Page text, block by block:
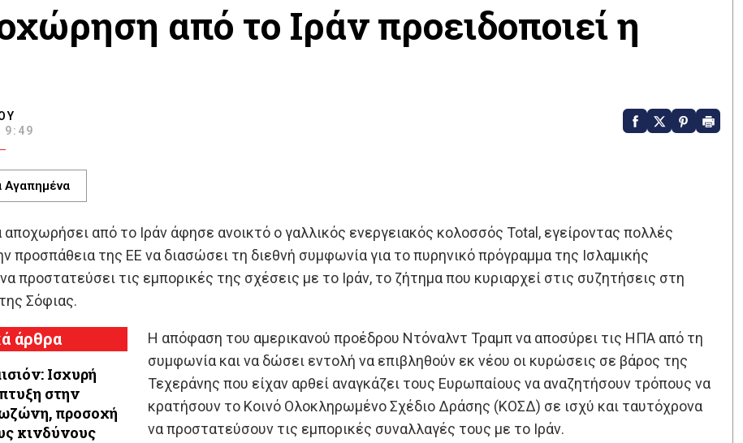
από το Ιράν προειδοποιεί η
9:49
Αγαπημένα
από το Ιράν άφησε ανοικτό ο γαλλικός ενεργειακός κολοσσός Total, εγείροντας πολλές
προσπάθεια της ΕΕ να διασώσει τη διεθνή συμφωνία για το πυρηνικό πρόγραμμα της Ισλαμικής
προστατεύσει τις εμπορικές της σχέσεις με το Ιράν, το ζήτημα που κυριαρχεί στις συζητήσεις στη
Σόφιας.
άρθρα
Ισχυρή
στην
προσοχή
κινδύνους
Η απόφαση του αμερικανού προέδρου Ντόναλντ Τραμπ να αποσύρει τις ΗΠΑ από τη
συμφωνία και να δώσει εντολή να επιβληθούν εκ νέου οι κυρώσεις σε βάρος της
Τεχεράνης που είχαν αρθεί αναγκάζει τους Ευρωπαίους να αναζητήσουν τρόπους να
κρατήσουν το Κοινό Ολοκληρωμένο Σχέδιο Δράσης (ΚΟΣΔ) σε ισχύ και ταυτόχρονα
να προστατεύσουν τις εμπορικές συναλλαγές τους με το Ιράν.